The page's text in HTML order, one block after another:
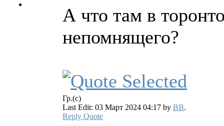
А что там в
непомнящего?
Гр.(с)
Last Edit: 03 Март 2024 04:17 by BB.
Reply Quote